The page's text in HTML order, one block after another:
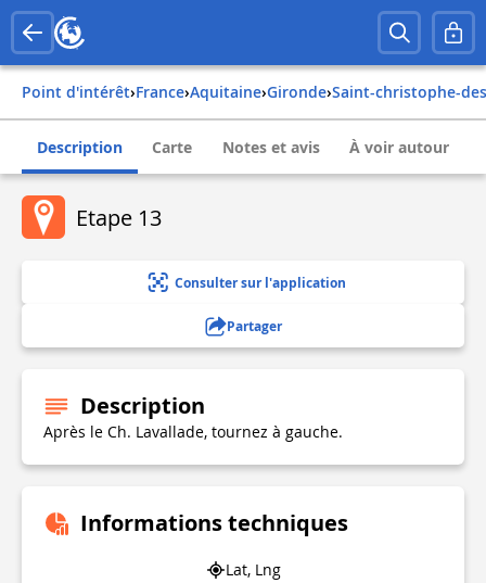
Point d'intérêt› france› aquitaine› gironde› saint-christophe-
Description Carte Notes et avis À voir autour
Etape 13
Consulter sur l'application
Partager
Description
Après le Ch. Lavallade, tournez à gauche.
Informations techniques
Lat, Lng